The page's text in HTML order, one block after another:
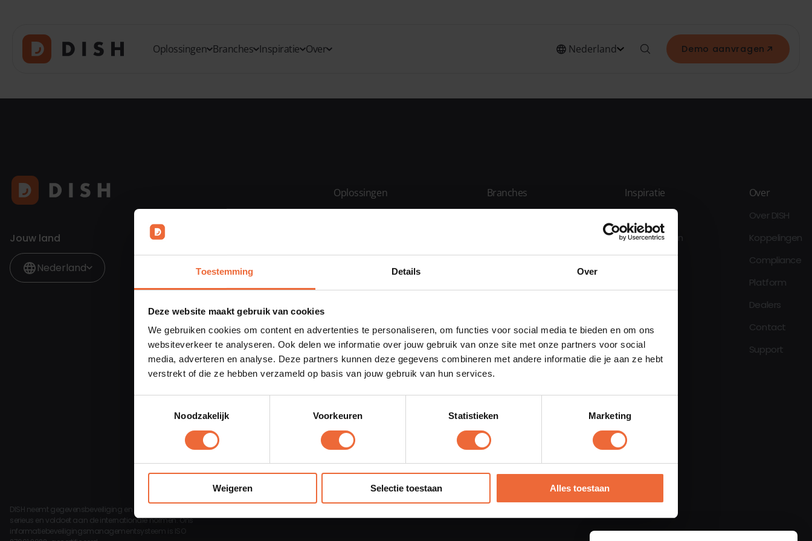
Toestemming Details Over
Deze website maakt gebruik van cookies
We gebruiken cookies om content en advertenties te personaliseren, om functies voor social media te bieden en om ons
websiteverkeer te analyseren. Ook delen we informatie over jouw gebruik van onze site met onze partners voor social
media, adverteren en analyse. Deze partners kunnen deze gegevens combineren met andere informatie die je aan ze hebt
verstrekt of die ze hebben verzameld op basis van jouw gebruik van hun services.
Noodzakelijk
Voorkeuren Statistieken Marketing
Weigeren Selectie toestaan Alles toestaan
Oplossingen Branches Inspiratie Over Nederland Demo aanvragen
Jouw land
Nederland
Oplossingen
Bar Keuken Manager
QR-betalen
Tap to Pay
Pinapparaten
Personeelsplanner
BI
Loyalty
Cadeaukaart
Branches
Bar Cafe
Leisure
Musea
Entertainment
Verblijfsrecreatie
Catering
Sport
Inspiratie
Klantverhalen
Over
Over DISH
Koppelingen
Compliance
Platform
Dealers
Contact
Support
DISH neemt gegevensbeveiliging en -integriteit zeer
serieus en voldoet aan de internationale normen. Ons
informatiebeveiligingsmanagementsysteem is ISO